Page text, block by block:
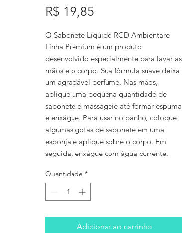
R$ 19,85
O Sabonete Líquido RCD Ambientare
Linha Premium é um produto
desenvolvido especialmente para lavar as
mãos e o corpo. Sua fórmula suave deixa
um agradável perfume. Nas mãos,
aplique uma pequena quantidade de
sabonete e massageie até formar espuma
e enxágue. Para usar no banho, coloque
algumas gotas de sabonete em uma
esponja e aplique sobre o corpo. Em
seguida, enxágue com água corrente.
Quantidade *
Adicionar ao carrinho